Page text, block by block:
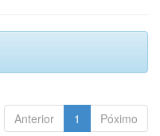
Anterior 1 Póximo